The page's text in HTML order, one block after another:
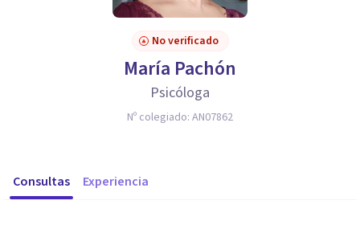
No verificado
María Pachón
Psicóloga
Nº colegiado: AN07862
Consultas Experiencia